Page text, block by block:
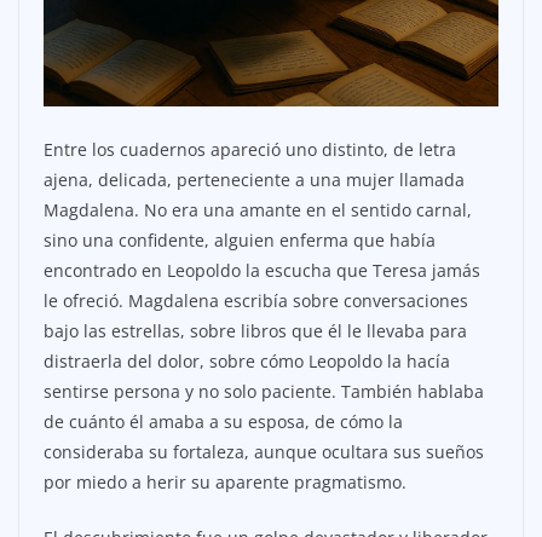
Entre los cuadernos apareció uno distinto, de letra
ajena, delicada, perteneciente a una mujer llamada
Magdalena. No era una amante en el sentido carnal,
sino una confidente, alguien enferma que había
encontrado en Leopoldo la escucha que Teresa jamás
le ofreció. Magdalena escribía sobre conversaciones
bajo las estrellas, sobre libros que él le llevaba para
distraerla del dolor, sobre cómo Leopoldo la hacía
sentirse persona y no solo paciente. También hablaba
de cuánto él amaba a su esposa, de cómo la
consideraba su fortaleza, aunque ocultara sus sueños
por miedo a herir su aparente pragmatismo.